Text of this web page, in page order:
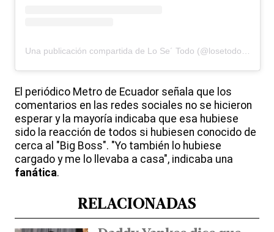
Una publicación compartida de Lo Se´ Todo (@losetodotv)
El periódico Metro de Ecuador señala que los
comentarios en las redes sociales no se hicieron
esperar y la mayoría indicaba que esa hubiese
sido la reacción de todos si hubiesen conocido de
cerca al "Big Boss". "Yo también lo hubiese
cargado y me lo llevaba a casa", indicaba una
fanática.
RELACIONADAS